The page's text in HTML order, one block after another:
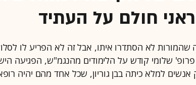
חולם על העתיד
שהמורות לא הסתדרו איתו, אבל זה לא הפריע לו
שלומי קודש על הלימודים מהנגמ"ש, הפגיעה
למלא כיתה בבן גוריון, שכל אחד מהם יהיה